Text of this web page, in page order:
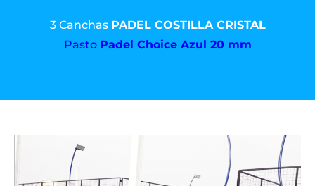
3 Canchas PADEL COSTILLA CRISTAL
Pasto Padel Choice Azul 20 mm